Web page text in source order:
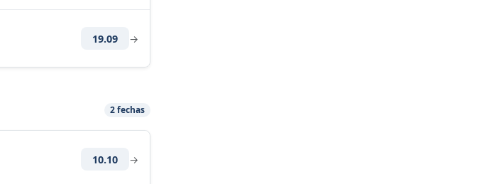
19.09 →
2 fechas
10.10 →